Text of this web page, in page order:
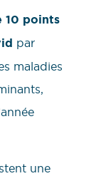
10 points
par
maladies
une